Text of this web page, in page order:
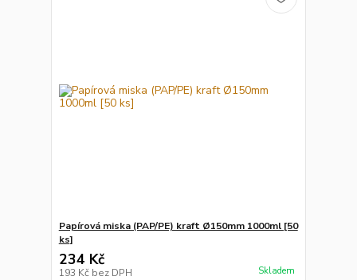
Papírová miska (PAP/PE) kraft Ø150mm 1000ml [50
ks]
234 Kč
193 Kč bez DPH Skladem